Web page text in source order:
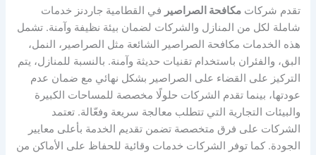
تقدم شركاتمكافحة الصراصير في القطامية جاردنز خدمات
شاملة لكل من المنازل والشركات لضمان بيئة نظيفة وآمنة. تشمل
هذه الخدمات مكافحة الصراصير الشائعة مثل الصراصير، النمل،
البق، والفئران باستخدام تقنيات حديثة وآمنة. بالنسبة للمنازل، يتم
التركيز على القضاء على الصراصير بشكل نهائي مع ضمان عدم
عودتها، بينما تقدم الشركات حلولًا مخصصة للمساحات الكبيرة
والبيئات التجارية التي تتطلب معالجة سريعة وفعّالة. تعتمد
الشركات على فرق متخصصة تضمن تقديم الخدمة بأعلى معايير
الجودة. كما توفر الشركات خدمات وقائية للحفاظ على الأماكن من